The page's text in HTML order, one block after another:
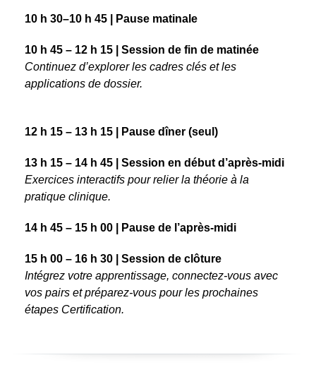
10 h 30–10 h 45 | Pause matinale
10 h 45 – 12 h 15 | Session de fin de matinée
Continuez d’explorer les cadres clés et les
applications de dossier.
12 h 15 – 13 h 15 | Pause dîner (seul)
13 h 15 – 14 h 45 | Session en début d’après-midi
Exercices interactifs pour relier la théorie à la
pratique clinique.
14 h 45 – 15 h 00 | Pause de l’après-midi
15 h 00 – 16 h 30 | Session de clôture
Intégrez votre apprentissage, connectez-vous avec
vos pairs et préparez-vous pour les prochaines
étapes Certification.